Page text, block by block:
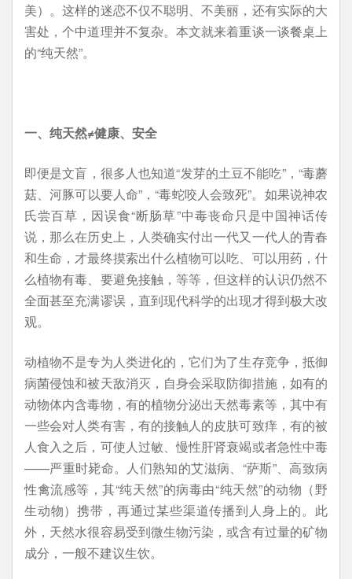
美）。这样的迷恋不仅不聪明、不美丽，还有实际的大
害处，个中道理并不复杂。本文就来着重谈一谈餐桌上
的“纯天然”。
一、纯天然≠健康、安全
即便是文盲，很多人也知道“发芽的土豆不能吃”，“毒蘑
菇、河豚可以要人命”，“毒蛇咬人会致死”。如果说神农
氏尝百草，因误食“断肠草”中毒丧命只是中国神话传
说，那么在历史上，人类确实付出一代又一代人的青春
和生命，才最终摸索出什么植物可以吃、可以用药，什
么植物有毒、要避免接触，等等，但这样的认识仍然不
全面甚至充满谬误，直到现代科学的出现才得到极大改
观。
动植物不是专为人类进化的，它们为了生存竞争，抵御
病菌侵蚀和被天敌消灭，自身会采取防御措施，如有的
动物体内含毒物，有的植物分泌出天然毒素等，其中有
一些会对人类有害，有的接触人的皮肤可致痒，有的被
人食入之后，可使人过敏、慢性肝肾衰竭或者急性中毒
——严重时毙命。人们熟知的艾滋病、“萨斯”、高致病
性禽流感等，其“纯天然”的病毒由“纯天然”的动物（野
生动物）携带，再通过某些渠道传播到人身上的。此
外，天然水很容易受到微生物污染，或含有过量的矿物
成分，一般不建议生饮。